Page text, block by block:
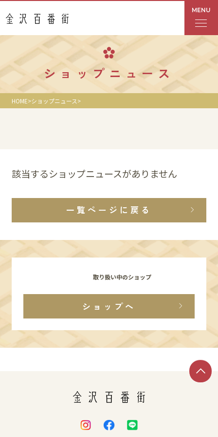
MENU
フロアガイド
あんと
Rinto
ショップニュース
イベント
館内サービス
施設からのお知らせ
スタッフ募集
ショップニュース
HOME ショップニュース
該当するショップニュースがありません
一覧ページに戻る
取り扱い中のショップ
ショップへ